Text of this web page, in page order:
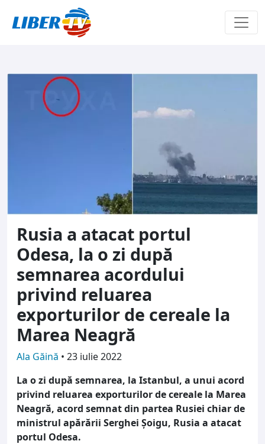
Rusia a atacat portul
Odesa, la o zi după
semnarea acordului
privind reluarea
exporturilor de cereale la
Marea Neagră
Ala Găină • 23 iulie 2022
La o zi după semnarea, la Istanbul, a unui acord
privind reluarea exporturilor de cereale la Marea
Neagră, acord semnat din partea Rusiei chiar de
ministrul apărării Serghei Șoigu, Rusia a atacat
portul Odesa.